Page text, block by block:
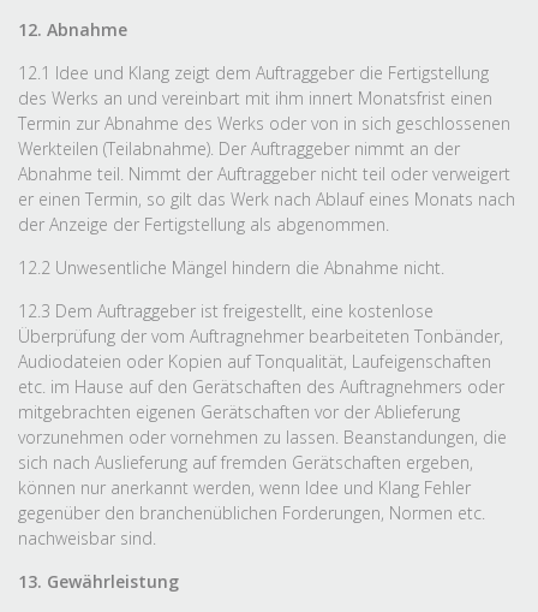
12. Abnahme
12.1 Idee und Klang zeigt dem Auftraggeber die Fertigstellung
des Werks an und vereinbart mit ihm innert Monatsfrist einen
Termin zur Abnahme des Werks oder von in sich geschlossenen
Werkteilen (Teilabnahme). Der Auftraggeber nimmt an der
Abnahme teil. Nimmt der Auftraggeber nicht teil oder verweigert
er einen Termin, so gilt das Werk nach Ablauf eines Monats nach
der Anzeige der Fertigstellung als abgenommen.
12.2 Unwesentliche Mängel hindern die Abnahme nicht.
12.3 Dem Auftraggeber ist freigestellt, eine kostenlose
Überprüfung der vom Auftragnehmer bearbeiteten Tonbänder,
Audiodateien oder Kopien auf Tonqualität, Laufeigenschaften
etc. im Hause auf den Gerätschaften des Auftragnehmers oder
mitgebrachten eigenen Gerätschaften vor der Ablieferung
vorzunehmen oder vornehmen zu lassen. Beanstandungen, die
sich nach Auslieferung auf fremden Gerätschaften ergeben,
können nur anerkannt werden, wenn Idee und Klang Fehler
gegenüber den branchenüblichen Forderungen, Normen etc.
nachweisbar sind.
13. Gewährleistung